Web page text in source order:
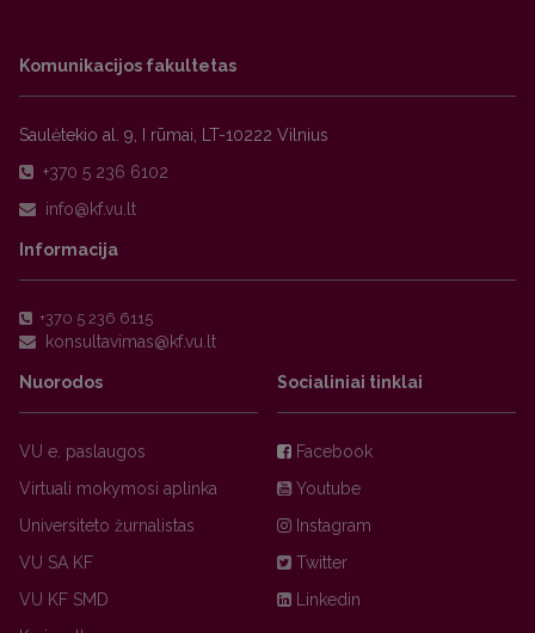
Komunikacijos fakultetas
Saulėtekio al. 9, I rūmai, LT-10222 Vilnius
+370 5 236 6102
Informacija
+370 5 236 6115
Nuorodos
VU e. paslaugos
Virtuali mokymosi aplinka
Universiteto žurnalistas
VU SA KF
VU KF SMD
Socialiniai tinklai
Facebook
Youtube
Instagram
Twitter
Linkedin